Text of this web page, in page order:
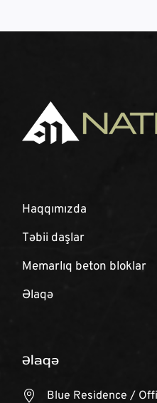
Haqqımızda
Təbii daşlar
Memarlıq beton bloklar
Əlaqə
Əlaqə
Blue Residence /